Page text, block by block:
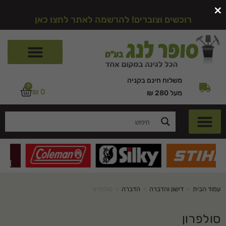
רוכשים וצוברים! להרשמה לאתר לחצו כאן
משלוח חינם בקניה
מעל 280 ₪
₪ 0
0
עמוד הבית דישון והדברה הדברה
סולפרון
×